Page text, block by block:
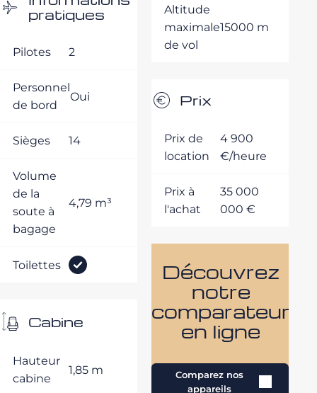
pratiques
Pilotes 2
Personnel
de bord
Oui
Sièges 14
Volume
de la
soute à
bagage
4,79 m³
Toilettes
Cabine
Hauteur
cabine
1,85 m
Altitude
maximale
de vol
15000 m
Prix
Prix de
location
4 900
€/heure
Prix à
l'achat
35 000
000 €
Découvrez
notre
comparateur
en ligne
Comparez nos
appareils